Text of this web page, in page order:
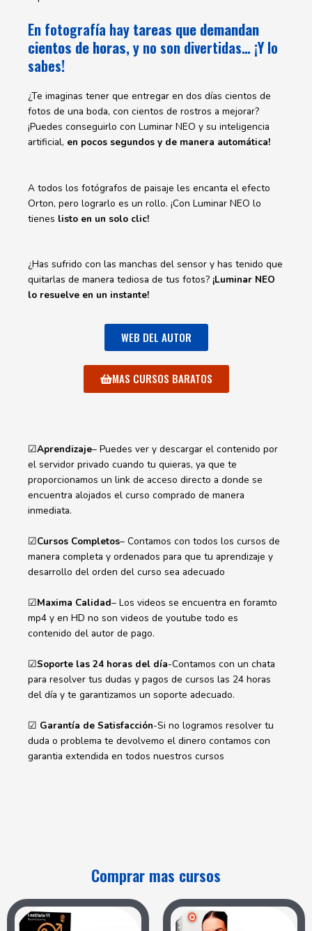
En fotografía hay tareas que demandan
cientos de horas, y no son divertidas… ¡Y lo
sabes!
¿Te imaginas tener que entregar en dos días cientos de
fotos de una boda, con cientos de rostros a mejorar?
¡Puedes conseguirlo con Luminar NEO y su inteligencia
artificial, en pocos segundos y de manera automática!
A todos los fotógrafos de paisaje les encanta el efecto
Orton, pero lograrlo es un rollo. ¡Con Luminar NEO lo
tienes listo en un solo clic!
¿Has sufrido con las manchas del sensor y has tenido que
quitarlas de manera tediosa de tus fotos? ¡Luminar NEO
lo resuelve en un instante!
WEB DEL AUTOR
MAS CURSOS BARATOS
☑Aprendizaje– Puedes ver y descargar el contenido por
el servidor privado cuando tu quieras, ya que te
proporcionamos un link de acceso directo a donde se
encuentra alojados el curso comprado de manera
inmediata.
☑Cursos Completos– Contamos con todos los cursos de
manera completa y ordenados para que tu aprendizaje y
desarrollo del orden del curso sea adecuado
☑Maxima Calidad– Los videos se encuentra en foramto
mp4 y en HD no son videos de youtube todo es
contenido del autor de pago.
☑Soporte las 24 horas del día-Contamos con un chata
para resolver tus dudas y pagos de cursos las 24 horas
del día y te garantizamos un soporte adecuado.
☑ Garantía de Satisfacción-Si no logramos resolver tu
duda o problema te devolvemo el dinero contamos con
garantia extendida en todos nuestros cursos
Comprar mas cursos